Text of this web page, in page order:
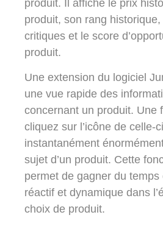
produit. Il affiche le prix
produit, son rang
critiques et le score
produit.
Une extension du logiciel
une vue rapide des
concernant un produit. Une
cliquez sur l’icône de celle-
instantanément
sujet d’un produit. Cette
permet de gagner du temps
réactif et dynamique dans
choix de produit.